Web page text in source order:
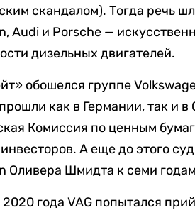
скандалом). Тогда речь
Audi и Porsche —
дизельных двигателей.
обошелся группе
как в Германии, так и
Комиссия по ценным
А еще до этого
Оливера Шмидта к семи
года VAG попытался